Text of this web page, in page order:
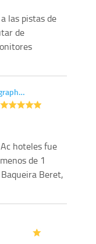
las pistas de
de
hoteles fue
de 1
Beret,